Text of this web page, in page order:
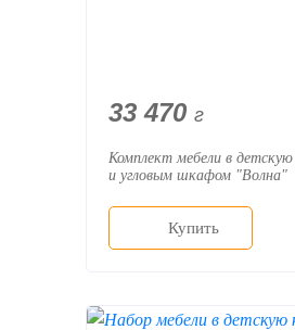
33 470 г
Комплект мебели в
и угловым шкафом "Волна"
Купить